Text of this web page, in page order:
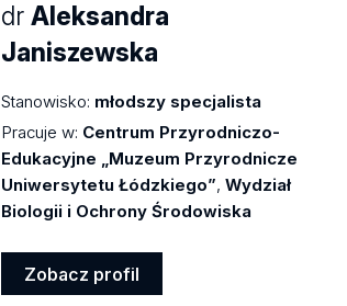
drAleksandra
Janiszewska
Stanowisko: młodszy specjalista
Pracuje w: Centrum Przyrodniczo-
Edukacyjne „Muzeum Przyrodnicze
Uniwersytetu Łódzkiego”,Wydział
Biologii i Ochrony Środowiska
Zobacz profil